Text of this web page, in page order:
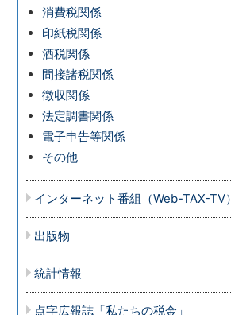
消費税関係
印紙税関係
酒税関係
間接諸税関係
徴収関係
法定調書関係
電子申告等関係
その他
インターネット番組（Web-TAX-TV）
出版物
統計情報
点字広報誌「私たちの税金」